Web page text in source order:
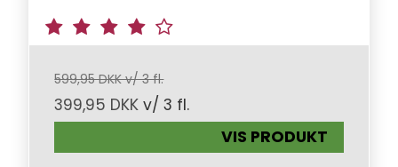
599,95 DKK v/ 3 fl.
399,95 DKK v/ 3 fl.
VIS PRODUKT